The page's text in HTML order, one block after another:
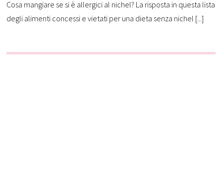
Cosa mangiare se si è allergici al nichel? La risposta in questa lista
degli alimenti concessi e vietati per una dieta senza nichel [...]